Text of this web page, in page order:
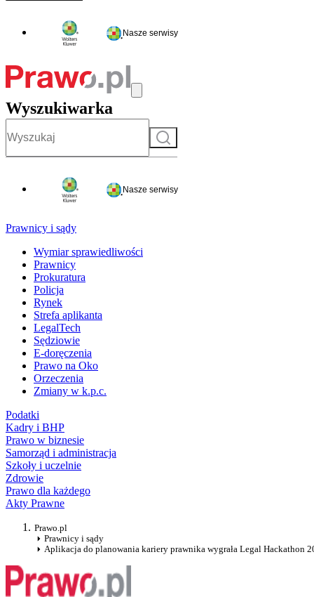
- rejestracja i logowanie do serwisu
Nasze serwisy
Wyszukiwarka
Szukaj
Nasze serwisy
Prawnicy i sądy
Wymiar sprawiedliwości
Prawnicy
Prokuratura
Policja
Rynek
Strefa aplikanta
LegalTech
Sędziowie
E-doręczenia
Prawo na Oko
Orzeczenia
Zmiany w k.p.c.
Podatki
Kadry i BHP
Prawo w biznesie
Samorząd i administracja
Szkoły i uczelnie
Zdrowie
Prawo dla każdego
Akty Prawne
Prawo.pl
Prawnicy i sądy
Aplikacja do planowania kariery prawnika wygrała Legal Hackathon